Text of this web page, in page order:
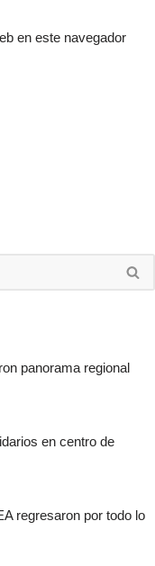
en este navegador
panorama regional
en centro de
regresaron por todo lo